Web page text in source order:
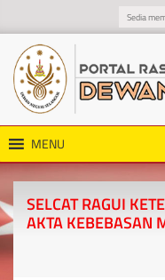
MENU
SELCAT RAGUI
AKTA KEBEBASAN